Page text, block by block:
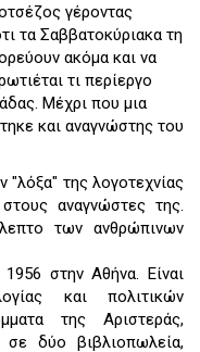
γέροντας
τα Σαββατοκύριακα τη
ακόμα και να
τι περίεργο
Μέχρι που μια
και αναγνώστης του
"λόξα" της λογοτεχνίας
αναγνώστες της.
των ανθρώπινων
στην Αθήνα. Είναι
και πολιτικών
της Αριστεράς,
δύο βιβλιοπωλεία,